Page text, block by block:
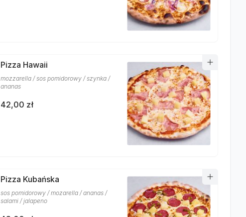
Pizza Hawaii
mozzarella / sos pomidorowy / szynka /
ananas
42,00 zł
Pizza Kubańska
sos pomidorowy / mozarella / ananas /
salami / jalapeno